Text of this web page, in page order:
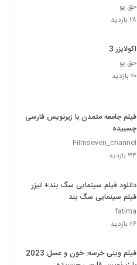
حق پو
۲۸ بازدید
اکولایزر 3
حق پو
۲۰ بازدید
فیلم جامعه متمدن با زیرنویس فارسی
چسبیده
Filmseven_channel
۳۴ بازدید
دانلود فیلم سینمایی سگ بند+ تیزر
فیلم سینمایی سگ بند
fatima
۲۶ بازدید
فیلم وینی خرسه: خون و عسل 2023